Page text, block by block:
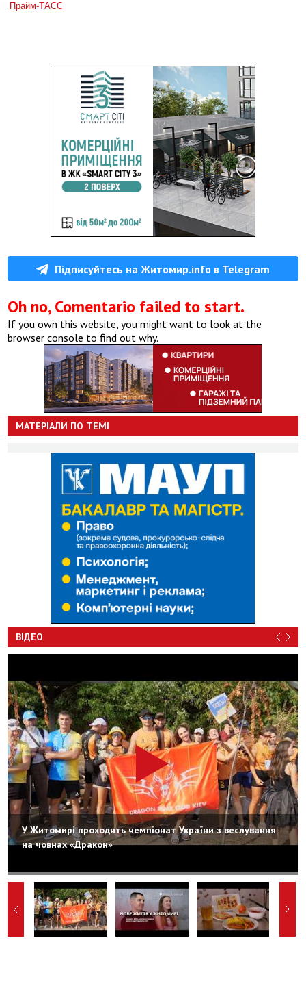
Прайм-ТАСС
Підписуйтесь на Житомир.info в Telegram
Oh no, Comentario failed to start.
If you own this website, you might want to look at the
browser console to find out why.
МАТЕРІАЛИ ПО ТЕМІ
ВІДЕО
У Житомирі проходить чемпіонат України з веслування
на човнах «Дракон»